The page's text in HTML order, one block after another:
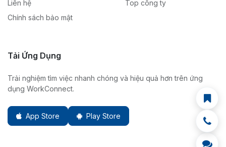
Liên hệ
Chính sách bảo mật
Top công ty
Tải Ứng Dụng
Trải nghiệm tìm việc nhanh chóng và hiệu quả hơn trên ứng
dụng WorkConnect.
App Store Play Store